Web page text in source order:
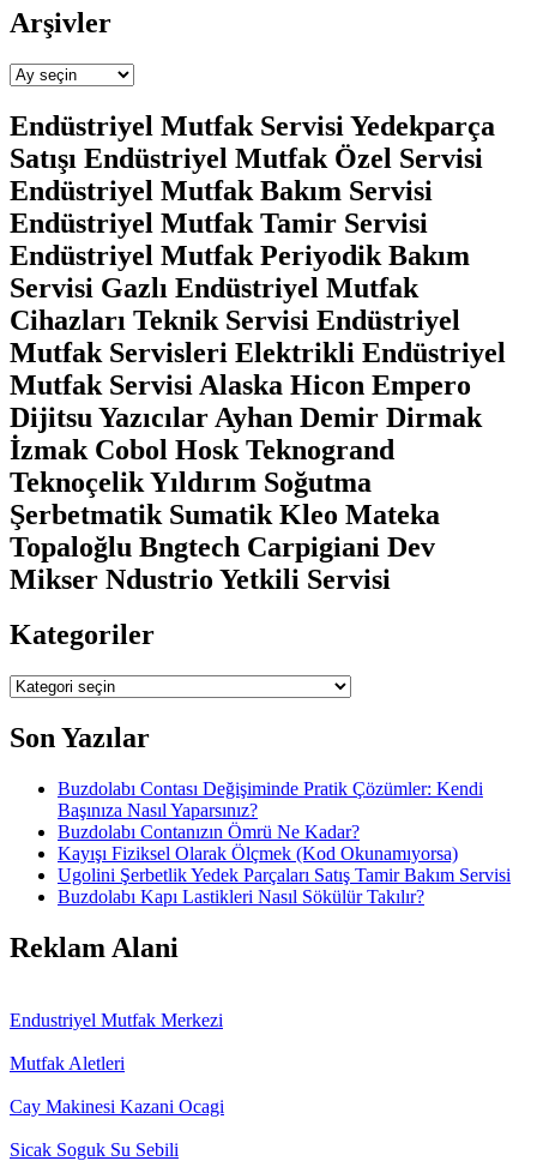
Arşivler
Arşivler
Endüstriyel Mutfak Servisi Yedekparça
Satışı Endüstriyel Mutfak Özel Servisi
Endüstriyel Mutfak Bakım Servisi
Endüstriyel Mutfak Tamir Servisi
Endüstriyel Mutfak Periyodik Bakım
Servisi Gazlı Endüstriyel Mutfak
Cihazları Teknik Servisi Endüstriyel
Mutfak Servisleri Elektrikli Endüstriyel
Mutfak Servisi Alaska Hicon Empero
Dijitsu Yazıcılar Ayhan Demir Dirmak
İzmak Cobol Hosk Teknogrand
Teknoçelik Yıldırım Soğutma
Şerbetmatik Sumatik Kleo Mateka
Topaloğlu Bngtech Carpigiani Dev
Mikser Ndustrio Yetkili Servisi
Kategoriler
Kategoriler
Son Yazılar
Buzdolabı Contası Değişiminde Pratik Çözümler: Kendi
Başınıza Nasıl Yaparsınız?
Buzdolabı Contanızın Ömrü Ne Kadar?
Kayışı Fiziksel Olarak Ölçmek (Kod Okunamıyorsa)
Ugolini Şerbetlik Yedek Parçaları Satış Tamir Bakım Servisi
Buzdolabı Kapı Lastikleri Nasıl Sökülür Takılır?
Reklam Alani
Endustriyel Mutfak Merkezi
Mutfak Aletleri
Cay Makinesi Kazani Ocagi
Sicak Soguk Su Sebili